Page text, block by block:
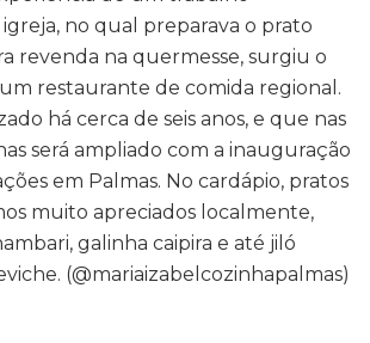
no qual preparava o prato
revenda na quermesse, surgiu o
restaurante de comida regional.
há cerca de seis anos, e que nas
será ampliado com a inauguração
em Palmas. No cardápio, pratos
muito apreciados localmente,
galinha caipira e até jiló
(@mariaizabelcozinhapalmas)